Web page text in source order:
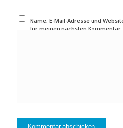
Name, E-Mail-Adresse und
für meinen nächsten Kommentar